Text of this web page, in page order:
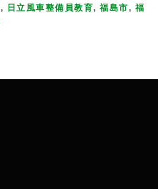
, 日立風車整備員教育, 福島市, 福